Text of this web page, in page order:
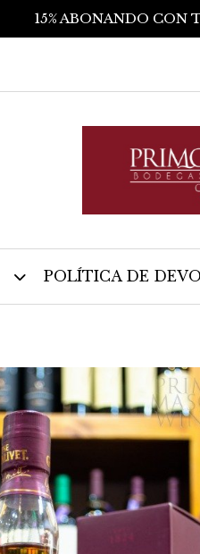
15% ABONANDO CON
POLÍTICA DE